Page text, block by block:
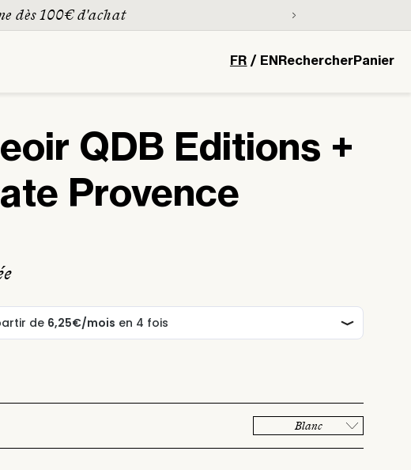
dès 100€ d'achat
L
g
FR / EN RechercherPanier
Panier
QDB Editions +
Provence
Blanc